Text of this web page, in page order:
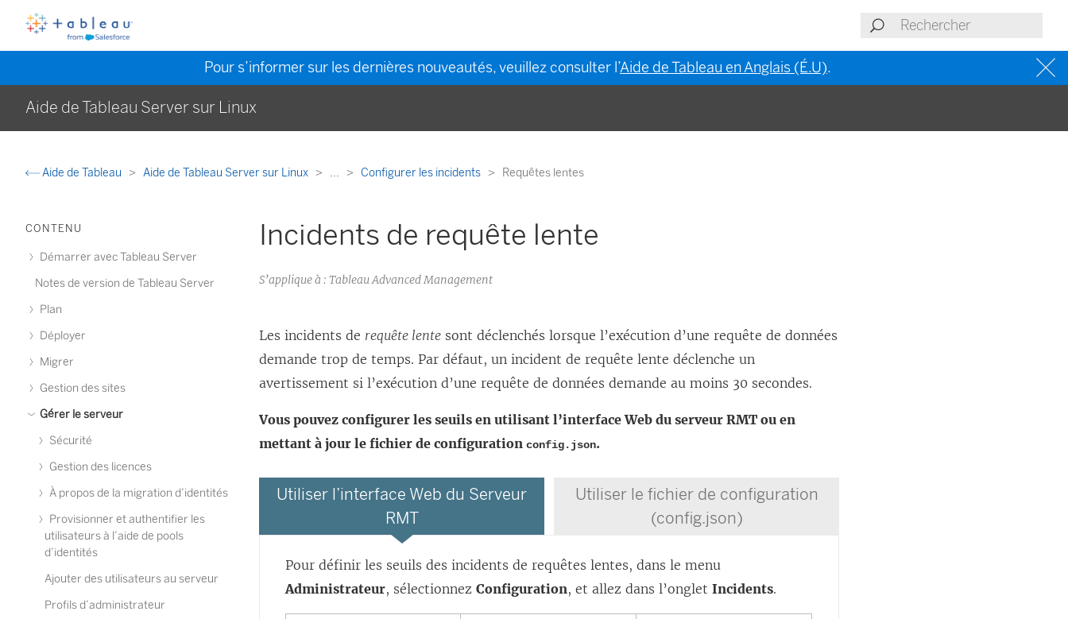
Pour s’informer sur les dernières nouveautés, veuillez consulter l’Aide de Tableau en Anglais (É.U).
Aide de Tableau Server sur Linux
Aide de Tableau Aide de Tableau Server sur Linux ... Configurer les incidents Requêtes lentes
CONTENU
Démarrer avec Tableau Server
Notes de version de Tableau Server
Plan
Déployer
Migrer
Gestion des sites
Gérer le serveur
Sécurité
Gestion des licences
À propos de la migration d’identités
Provisionner et authentifier les
utilisateurs à l’aide de pools
d’identités
Ajouter des utilisateurs au serveur
Profils d’administrateur
Incidents de requête lente
S’applique à : Tableau Advanced Management
Les incidents de requête lente sont déclenchés lorsque l’exécution d’une requête de données
demande trop de temps. Par défaut, un incident de requête lente déclenche un
avertissement si l’exécution d’une requête de données demande au moins 30 secondes.
Vous pouvez configurer les seuils en utilisant l’interface Web du serveur RMT ou en
mettant à jour le fichier de configurationconfig.json.
Utiliser l’interface Web du Serveur
RMT
Utiliser le fichier de configuration
(config.json)
Pour définir les seuils des incidents de requêtes lentes, dans le menu
Administrateur, sélectionnezConfiguration, et allez dans l’ongletIncidents.